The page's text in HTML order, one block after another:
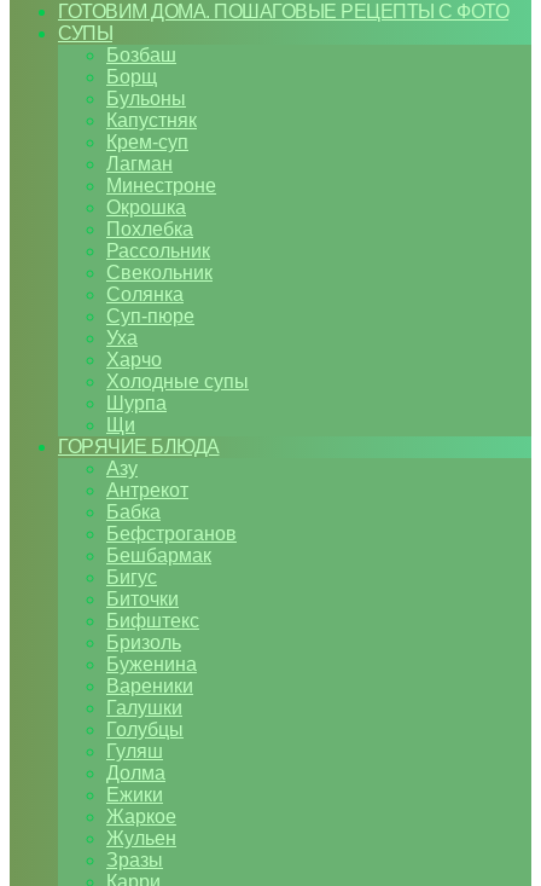
ГОТОВИМ ДОМА. ПОШАГОВЫЕ РЕЦЕПТЫ С ФОТО
СУПЫ
Бозбаш
Борщ
Бульоны
Капустняк
Крем-суп
Лагман
Минестроне
Окрошка
Похлебка
Рассольник
Свекольник
Солянка
Суп-пюре
Уха
Харчо
Холодные супы
Шурпа
Щи
ГОРЯЧИЕ БЛЮДА
Азу
Антрекот
Бабка
Бефстроганов
Бешбармак
Бигус
Биточки
Бифштекс
Бризоль
Буженина
Вареники
Галушки
Голубцы
Гуляш
Долма
Ежики
Жаркое
Жульен
Зразы
Карри